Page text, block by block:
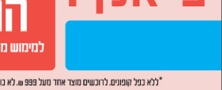
ארונות בגדים
נמצאו 7 ארון